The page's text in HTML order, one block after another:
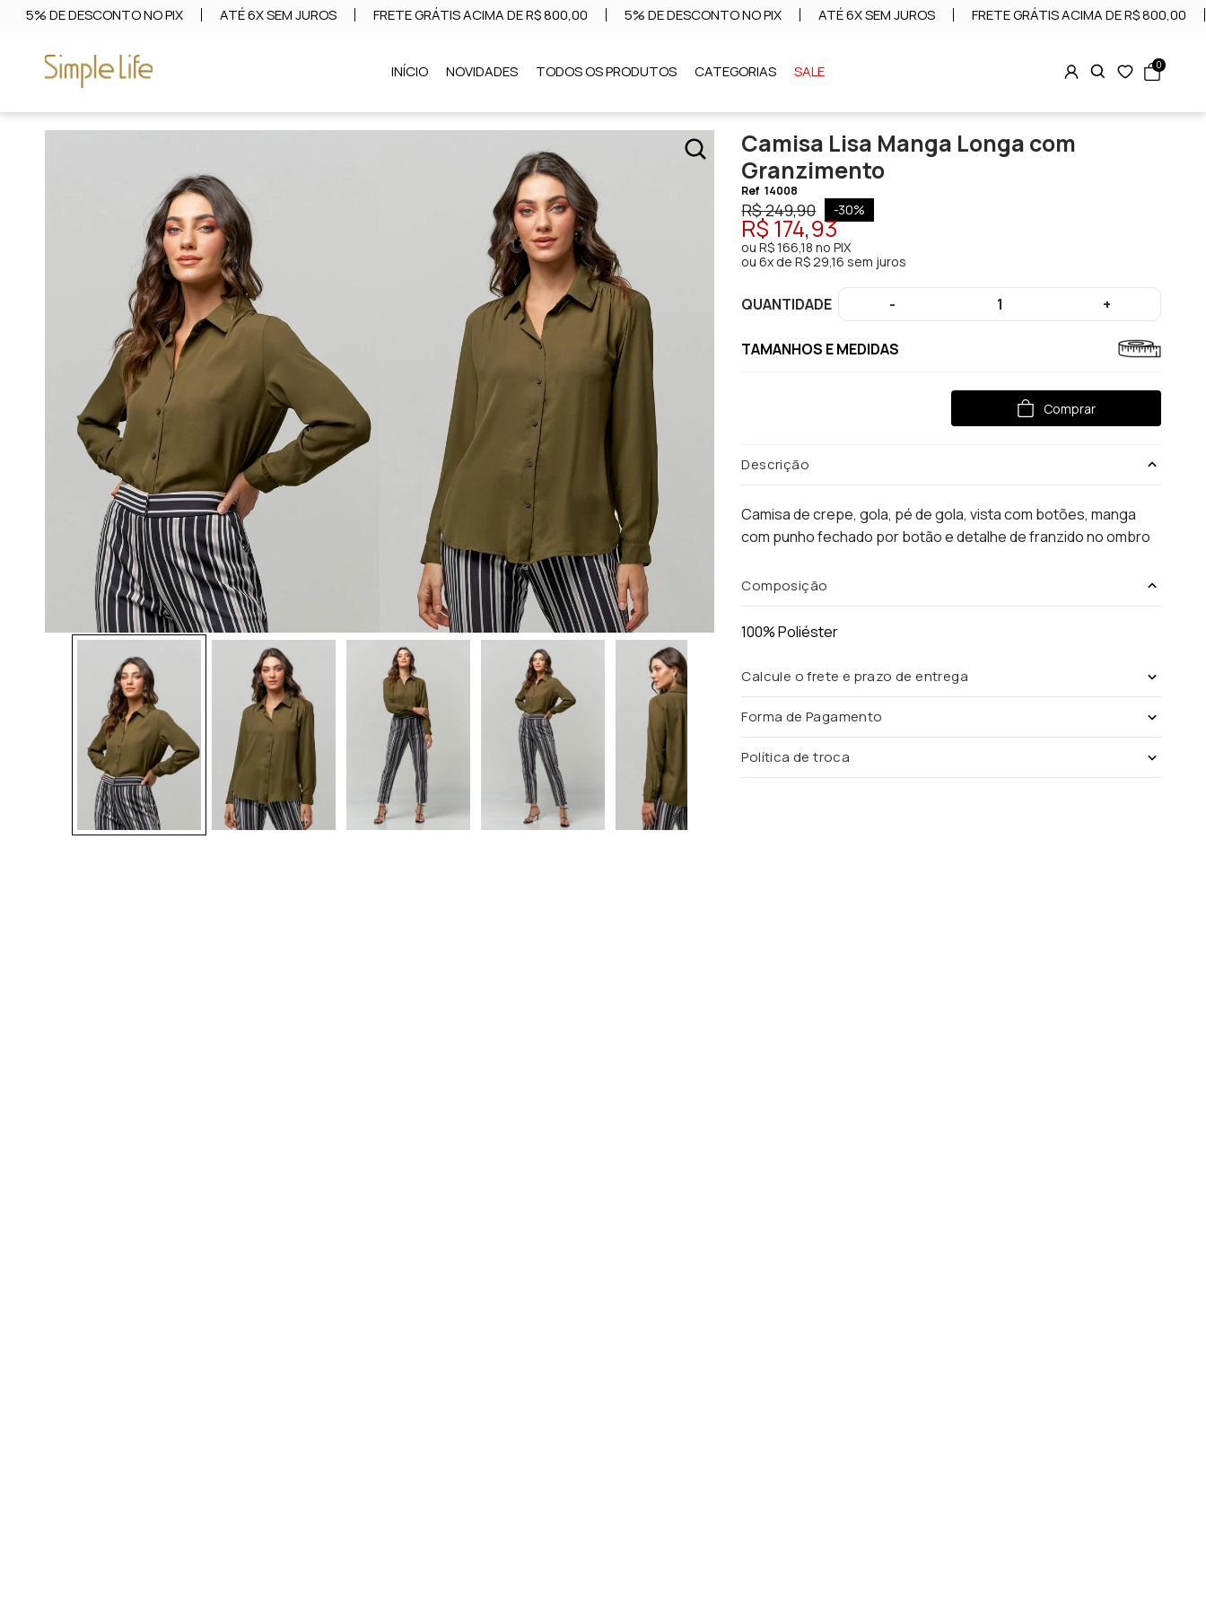
5% DE DESCONTO NO PIX ATÉ 6X SEM JUROS FRETE GRÁTIS ACIMA DE R$ 800,00 5% DE DESCONTO NO PIX ATÉ 6X SEM JUROS FRETE GRÁTIS ACIMA DE R$ 800,00
INÍCIO NOVIDADES TODOS OS PRODUTOS CATEGORIAS SALE 0
Camisa Lisa Manga Longa com
Granzimento
Ref 14008
R$ 249,90 -30%
R$ 174,93
ouR$ 166,18 no PIX
ou6x de R$ 29,16 sem juros
QUANTIDADE - 1 +
TAMANHOS E MEDIDAS
Comprar
Descrição
Camisa de crepe, gola, pé de gola, vista com botões, manga
com punho fechado por botão e detalhe de franzido no ombro
Composição
100% Poliéster
Calcule o frete e prazo de entrega
Forma de Pagamento
Política de troca